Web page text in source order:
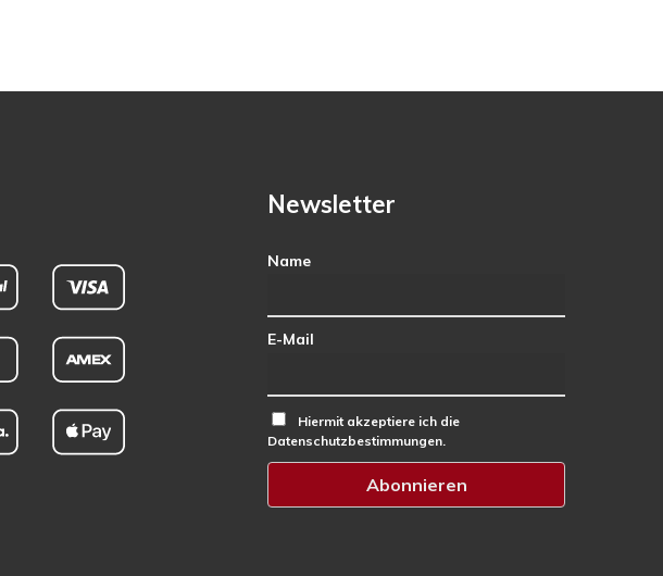
Newsletter
Name
E-Mail
Hiermit akzeptiere ich die
Datenschutzbestimmungen.